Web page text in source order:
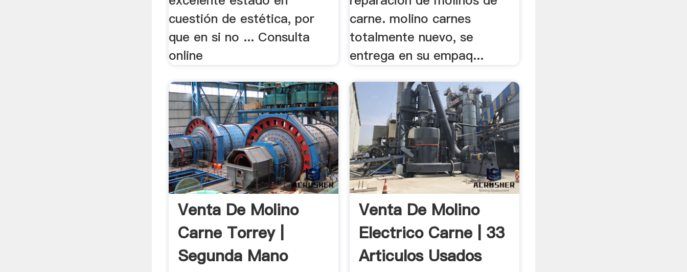
cuestión de estética, por
que en si no ... Consulta
online
carne. molino carnes
totalmente nuevo, se
entrega en su empaq...
Venta De Molino
Carne Torrey |
Segunda Mano
Venta De Molino
Electrico Carne | 33
Articulos Usados